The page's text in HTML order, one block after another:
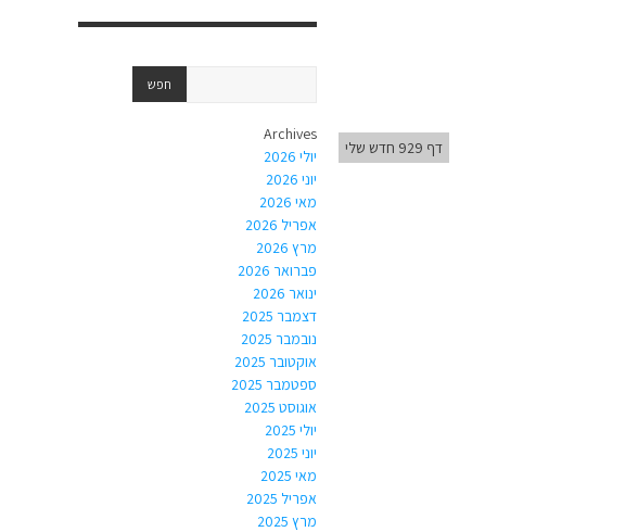
דף 929 חדש שלי
Archives
יולי 2026
יוני 2026
מאי 2026
אפריל 2026
מרץ 2026
פברואר 2026
ינואר 2026
דצמבר 2025
נובמבר 2025
אוקטובר 2025
ספטמבר 2025
אוגוסט 2025
יולי 2025
יוני 2025
מאי 2025
אפריל 2025
מרץ 2025